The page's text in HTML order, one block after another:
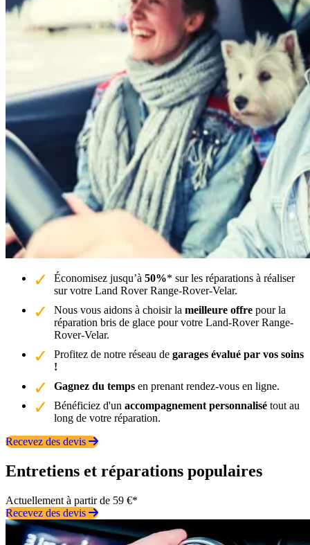
Économisez jusqu’à 50%* sur les réparations à réaliser
sur votre Land Rover Range-Rover-Velar.
Nous vous aidons à choisir la meilleure offre pour la
réparation bris de glace pour votre Land-Rover Range-
Rover-Velar.
Profitez de notre réseau de garages évalué par vos soins
!
Gagnez du temps en prenant rendez-vous en ligne.
Bénéficiez d'un accompagnement personnalisé tout au
long de votre réparation.
Recevez des devis
Entretiens et réparations populaires
Actuellement à partir de 59 €*
Recevez des devis